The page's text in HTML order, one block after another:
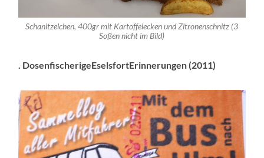
Schanitzelchen, 400gr mit Kartoffelecken und Zitronenschnitz (3
Soßen nicht im Bild)
. DosenfischerigeEselsfortErinnerungen (2011)